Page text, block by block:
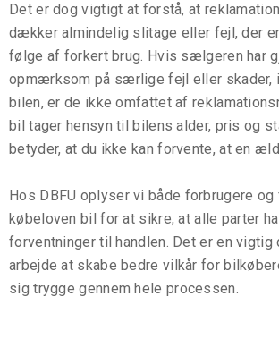
Det er dog vigtigt at forstå, at
dækker almindelig slitage eller fejl, der
følge af forkert brug. Hvis sælgeren har
opmærksom på særlige fejl eller skader,
bilen, er de ikke omfattet af
bil tager hensyn til bilens alder, pris og
betyder, at du ikke kan forvente, at en
Hos DBFU oplyser vi både forbrugere og
købeloven bil for at sikre, at alle parter
forventninger til handlen. Det er en vigtig
arbejde at skabe bedre vilkår for
sig trygge gennem hele processen.